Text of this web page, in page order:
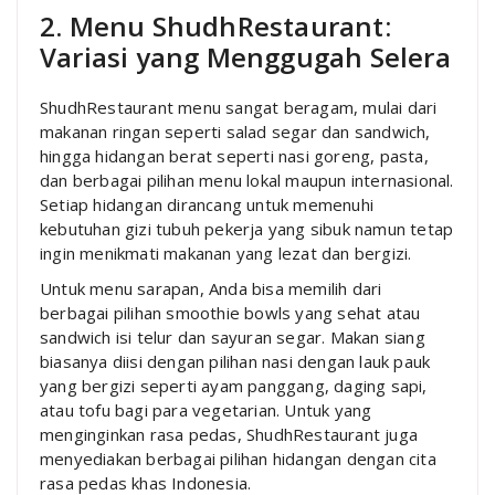
2. Menu ShudhRestaurant:
Variasi yang Menggugah Selera
ShudhRestaurant menu sangat beragam, mulai dari
makanan ringan seperti salad segar dan sandwich,
hingga hidangan berat seperti nasi goreng, pasta,
dan berbagai pilihan menu lokal maupun internasional.
Setiap hidangan dirancang untuk memenuhi
kebutuhan gizi tubuh pekerja yang sibuk namun tetap
ingin menikmati makanan yang lezat dan bergizi.
Untuk menu sarapan, Anda bisa memilih dari
berbagai pilihan smoothie bowls yang sehat atau
sandwich isi telur dan sayuran segar. Makan siang
biasanya diisi dengan pilihan nasi dengan lauk pauk
yang bergizi seperti ayam panggang, daging sapi,
atau tofu bagi para vegetarian. Untuk yang
menginginkan rasa pedas, ShudhRestaurant juga
menyediakan berbagai pilihan hidangan dengan cita
rasa pedas khas Indonesia.